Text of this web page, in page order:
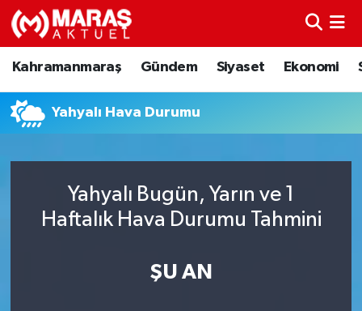
Kahramanmaraş Gündem Siyaset Ekonomi
Yahyalı Hava Durumu
Yahyalı Bugün, Yarın ve 1
Haftalık Hava Durumu Tahmini
ŞU AN
Kahramanmaraş
Ekonomi
Spor
Nöbetçi Eczaneler
Trafik Durumu
TFF 3.Lig 4.Grup Puan Durumu ve Fikstür